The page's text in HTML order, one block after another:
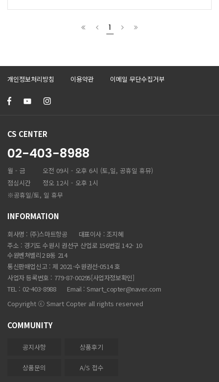
1
개인정보처리방침 이용약관 이메일 무단수집거부
CS CENTER
02-403-8988
월 - 금
오전 09시 - 오후 6시 (토,일, 공휴일 휴뮤)
점심시간
정오 12시 - 오후 1시
※공휴일/토, 일 휴무
INFORMATION
회사명 : (주)스마트항공
대표이사 : 조지혜
주소 : 경기도 수원시 권선구 산업로 156번길 142- 10
수원벤쳐벨리2 B동 214
통신판매업신고 : 제 2021-수원권선-0514 호
사업자 등록번호 : 779-87-00295[사업자정보확인]
TEL : 02-403-8988
Email :Smart_copter@naver.com
Copyright ⓒ Smart Copter all rights reserved
COMMUNITY
공지사항 상품후기
상품문의 A/S 접수